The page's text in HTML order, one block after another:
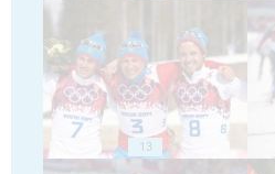
13